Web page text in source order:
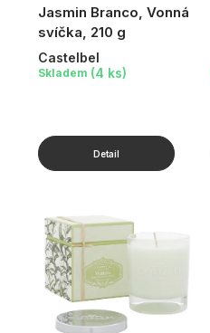
Jasmin Branco, Vonná
svíčka, 210 g
Castelbel
Skladem (4 ks)